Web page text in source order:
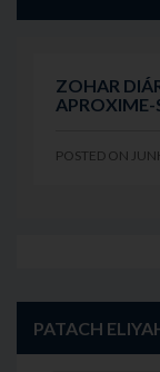
ZOHAR
APROXIME-
POSTED ON
PATACH